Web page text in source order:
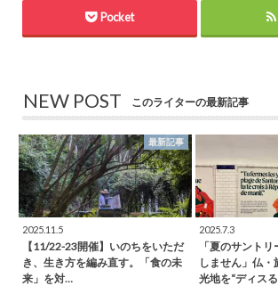
Pocket
NEW POST このライターの最新記事
最新記事
2025.11.5
【11/22-23開催】いのちをいただ
き、生き方を編み直す。「食の未
来」を対…
2025.7.3
「夏のサント
しません」仏
光地を“ディス